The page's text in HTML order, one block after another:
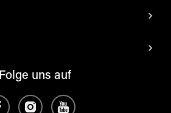
Folge uns auf